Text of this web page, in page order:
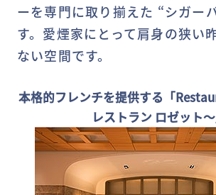
ーを専門に取り揃えた “シガー
す。愛煙家にとって肩身の狭い
ない空間です。
本格的フレンチを提供する「
レストラン ロゼット～